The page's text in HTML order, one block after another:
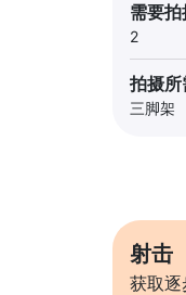
需要拍
2
拍摄所
三脚架
射击
获取逐